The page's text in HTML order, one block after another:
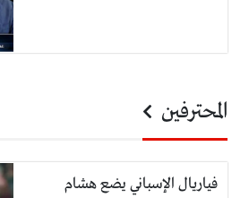
المحترفين
فياريال الإسباني يضع هشام